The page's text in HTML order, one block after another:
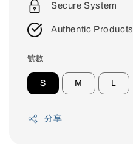
Secure System
Authentic Products
號數
S M L
分享